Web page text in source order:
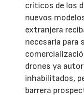
críticos de los
nuevos
extranjera
necesaria para
drones ya
inhabilitados,
barrera